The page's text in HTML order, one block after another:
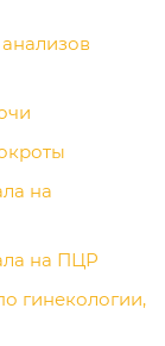
на
на ПЦР
гинекологии,